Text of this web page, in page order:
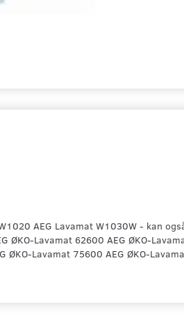
AEG Lavamat W1030W - kan
ØKO-Lavamat 62600 AEG ØKO-
ØKO-Lavamat 75600 AEG ØKO-